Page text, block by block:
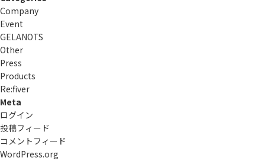
Company
Event
GELANOTS
Other
Press
Products
Re:ﬁver
Meta
ログイン
投稿フィード
コメントフィード
WordPress.org